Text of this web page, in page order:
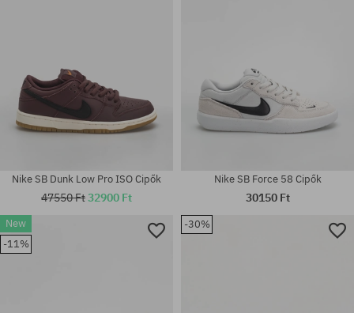
Elérhető méretek:
Elérhető méretek:
36; 36.5; 37.5; 38; 38.5; 40;
Nike SB Dunk Low Pro ISO Cipők
47550 Ft32900 Ft
Nike SB Force 58 Cipők
30150 Ft
New
-11%
-30%